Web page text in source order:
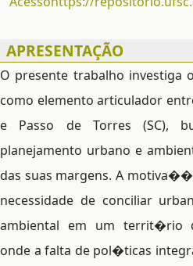
APRESENTAÇÃO
O presente trabalho investiga
como elemento articulador
e Passo de Torres (SC),
planejamento urbano e
das suas margens. A
necessidade de conciliar
ambiental em um territ�rio
onde a falta de pol�ticas